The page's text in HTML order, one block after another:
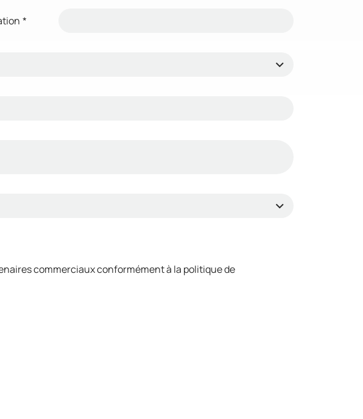
*
commerciaux conformément à la politique de